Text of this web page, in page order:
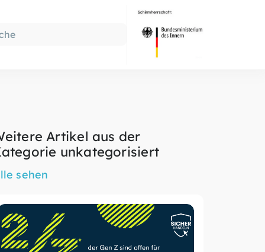
Artikel aus der
unkategorisiert
sehen